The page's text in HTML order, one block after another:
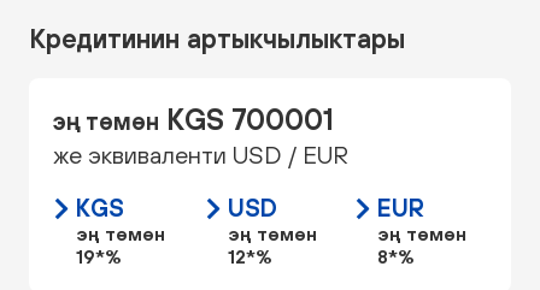
Кредитинин артыкчылыктары
эң төмөн KGS 700001
же эквиваленти USD / EUR
KGS
эң төмөн
19*%
USD
эң төмөн
12*%
EUR
эң төмөн
8*%